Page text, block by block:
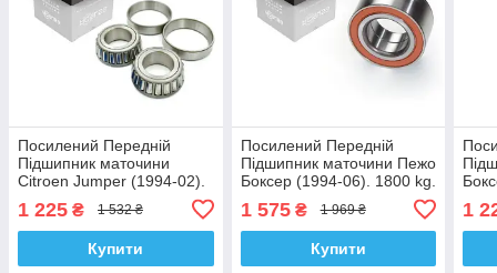
Посилений Передній
Підшипник маточини
Citroen Jumper (1994-02).
ACSUSS! VKBA3428 ,
R140.94 , 713650330
1 225 ₴ 1 532 ₴
Купити
Посилений Передній
Підшипник маточини Пежо
Боксер (1994-06). 1800 kg.
VKBA3641 , R140.38 ,
713640400
1 575₴ 1 969 ₴
Купити
1